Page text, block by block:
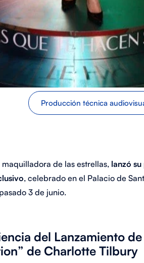
Producción técnica
de las estrellas, lanzó
, celebrado en el Palacio de
3 de junio.
del Lanzamiento
de Charlotte Tilbury